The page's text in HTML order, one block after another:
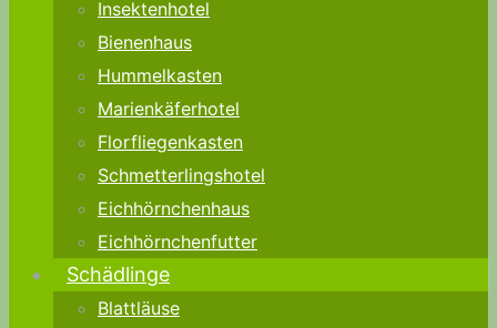
Insektenhotel
Bienenhaus
Hummelkasten
Marienkäferhotel
Florfliegenkasten
Schmetterlingshotel
Eichhörnchenhaus
Eichhörnchenfutter
Schädlinge
Blattläuse